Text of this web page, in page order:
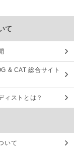
て
& CAT 総合サイト
ィストとは？
いて